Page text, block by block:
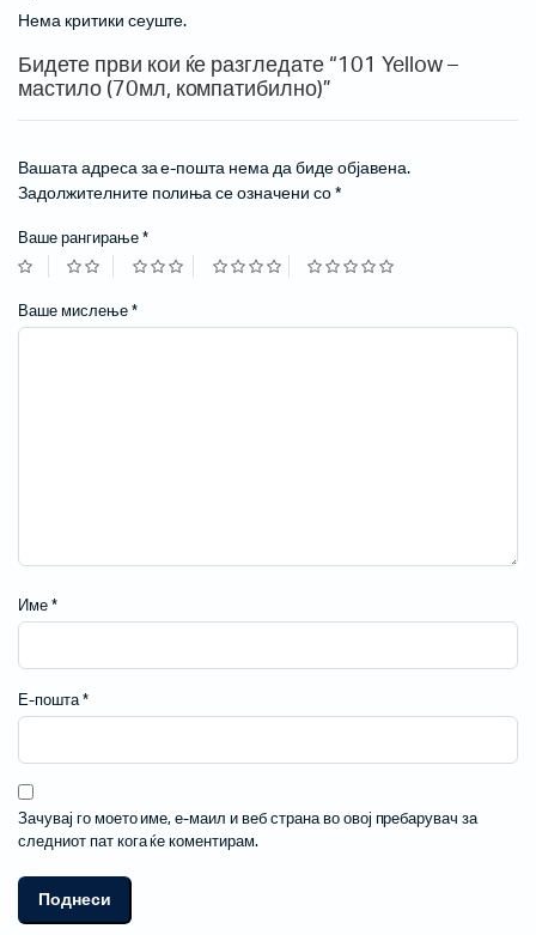
Нема критики сеуште.
Бидете први кои ќе разгледате “101 Yellow –
мастило (70мл, компатибилно)”
Вашата адреса за е-пошта нема да биде објавена.
Задолжителните полиња се означени со *
Ваше рангирање *
Ваше мислење *
Име *
Е-пошта*
Зачувај го моето име, е-маил и веб страна во овој пребарувач за
следниот пат кога ќе коментирам.